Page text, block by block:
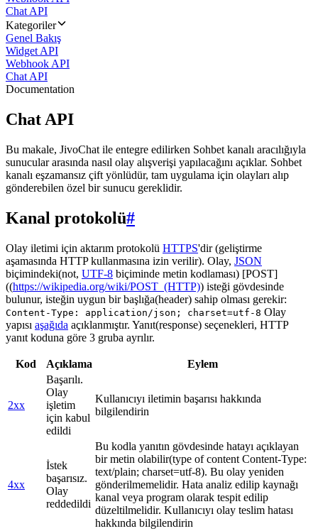
Chat API
Kategoriler
Genel Bakış
Widget API
Webhook API
Chat API
Documentation
Chat API
Bu makale, JivoChat ile entegre edilirken Sohbet kanalı aracılığıyla
sunucular arasında nasıl olay alışverişi yapılacağını açıklar. Sohbet
kanalı eşzamansız çift yönlüdür, tam uygulama için olayları alıp
gönderebilen özel bir sunucu gereklidir.
Kanal protokolü#
Olay iletimi için aktarım protokolü HTTPS'dir (geliştirme
aşamasında HTTP kullanmasına izin verilir). Olay, JSON
biçimindeki(not, UTF-8 biçiminde metin kodlaması) [POST]
((https://wikipedia.org/wiki/POST_(HTTP)) isteği gövdesinde
bulunur, isteğin uygun bir başlığa(header) sahip olması gerekir:
Content-Type: application/json; charset=utf-8 Olay
yapısı aşağıda açıklanmıştır. Yanıt(response) seçenekleri, HTTP
yanıt koduna göre 3 gruba ayrılır.
Kod Açıklama Eylem
2xx
Başarılı.
Olay
işletim
için kabul
edildi
Kullanıcıyı iletimin başarısı hakkında
bilgilendirin
4xx
İstek
başarısız.
Olay
reddedildi
Bu kodla yanıtın gövdesinde hatayı açıklayan
bir metin olabilir(type of content Content-Type:
text/plain; charset=utf-8). Bu olay yeniden
gönderilmemelidir. Hata analiz edilip kaynağı
kanal veya program olarak tespit edilip
düzeltilmelidir. Kullanıcıyı olay teslim hatası
hakkında bilgilendirin